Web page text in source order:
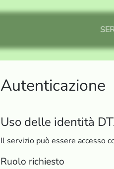
Autenticazione
Uso delle identità
Il servizio può essere accesso
Ruolo richiesto